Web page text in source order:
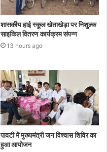
शासकीय हाई स्कूल खेताखेड़ा पर निशुल्क
साइकिल वितरण कार्यक्रम संपन्न
13 hours ago
पावटी में मुख्यमंत्री जन विश्वास शिविर का
हुआ आयोजन